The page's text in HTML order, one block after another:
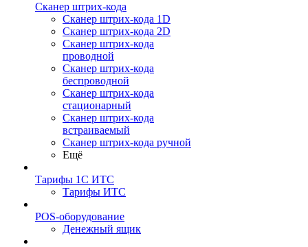
Сканер штрих-кода
Сканер штрих-кода 1D
Сканер штрих-кода 2D
Сканер штрих-кода
проводной
Сканер штрих-кода
беспроводной
Сканер штрих-кода
стационарный
Сканер штрих-кода
встраиваемый
Сканер штрих-кода ручной
Ещё
Тарифы 1С ИТС
Тарифы ИТС
POS-оборудование
Денежный ящик